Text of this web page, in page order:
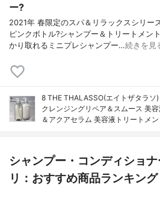
ー?
2021年 春限定のスパ＆リラックスシリー
ピンクボトル?シャンプー＆トリートメン
かり取れるミニプレシャンプー…続きを見
8 THE THALASSO(エイトザタラソ)
クレンジングリペア＆スムース 美
＆アクアセラム 美容液トリートメン
シャンプー・コンディショ
リ：おすすめ商品ランキング